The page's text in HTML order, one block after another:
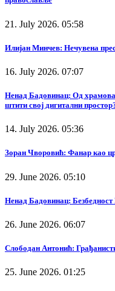
21. July 2026. 05:58
Илијан Минчев: Нечувена
16. July 2026. 07:07
Ненад Бадовинац: Од
штити свој дигитални
14. July 2026. 05:36
Зоран Чворовић: Фанар као
29. June 2026. 05:10
Ненад Бадовинац:
26. June 2026. 06:07
Слободан Антонић:
25. June 2026. 01:25